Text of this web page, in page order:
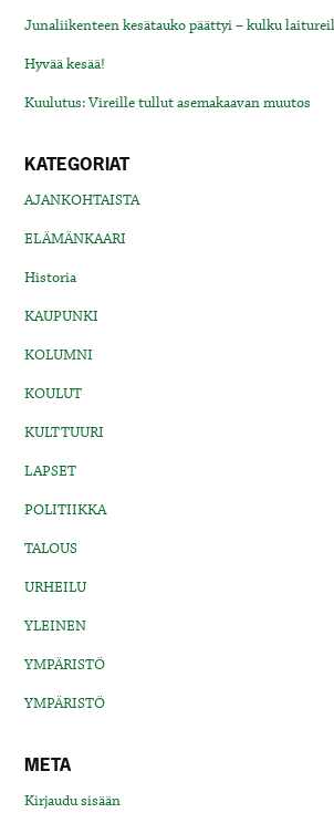
Junaliikenteen kesätauko päättyi – kulku
Hyvää kesää!
Kuulutus: Vireille tullut asemakaavan muutos
KATEGORIAT
AJANKOHTAISTA
ELÄMÄNKAARI
Historia
KAUPUNKI
KOLUMNI
KOULUT
KULTTUURI
LAPSET
POLITIIKKA
TALOUS
URHEILU
YLEINEN
YMPÄRISTÖ
YMPÄRISTÖ
META
Kirjaudu sisään